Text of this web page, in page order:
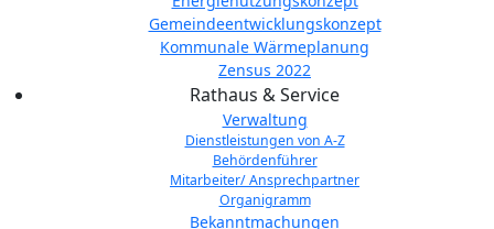
Gemeindeentwicklungs­konzept
Kommunale Wärmeplanung
Zensus 2022
Rathaus & Service
Verwaltung
Dienstleistungen von A-Z
Behördenführer
Mitarbeiter/ Ansprechpartner
Organigramm
Bekanntmachungen